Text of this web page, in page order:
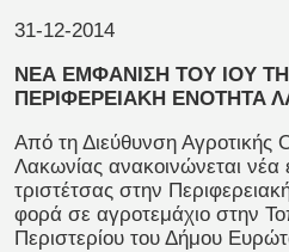
31-12-2014
ΝΕΑ ΕΜΦΑΝΙΣΗ ΤΟΥ ΙΟΥ
ΠΕΡΙΦΕΡΕΙΑΚΗ ΕΝΟΤΗΤΑ
Από τη Διεύθυνση Αγροτικής
Λακωνίας ανακοινώνεται νέα
τριστέτσας στην
φορά σε αγροτεμάχιο στην
Περιστερίου του Δήμου